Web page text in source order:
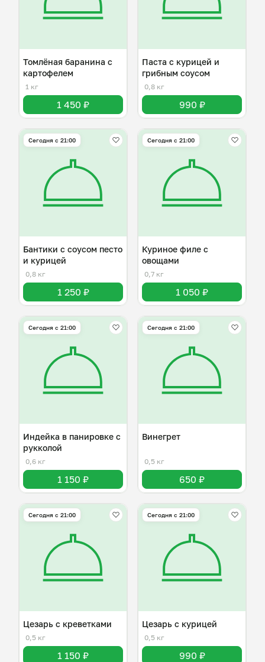
Томлёная баранина с
картофелем
1 кг
1 450 ₽
Паста с курицей и
грибным соусом
0,8 кг
990 ₽
Сегодня с 21:00
Бантики с соусом песто
и курицей
0,8 кг
1 250 ₽
Сегодня с 21:00
Куриное филе с
овощами
0,7 кг
1 050 ₽
Сегодня с 21:00
Индейка в панировке с
рукколой
0,6 кг
1 150 ₽
Сегодня с 21:00
Винегрет
0,5 кг
650 ₽
Сегодня с 21:00
Цезарь с креветками
0,5 кг
1 150 ₽
Сегодня с 21:00
Цезарь с курицей
0,5 кг
990 ₽